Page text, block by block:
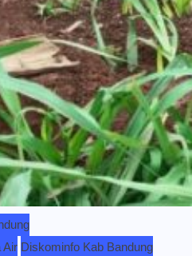
Air Diskominfo Kab Bandung